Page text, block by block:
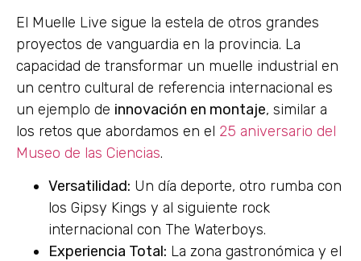
El Muelle Live sigue la estela de otros grandes
proyectos de vanguardia en la provincia. La
capacidad de transformar un muelle industrial en
un centro cultural de referencia internacional es
un ejemplo de innovación en montaje, similar a
los retos que abordamos en el 25 aniversario del
Museo de las Ciencias.
Versatilidad: Un día deporte, otro rumba con
los Gipsy Kings y al siguiente rock
internacional con The Waterboys.
Experiencia Total: La zona gastronómica y el